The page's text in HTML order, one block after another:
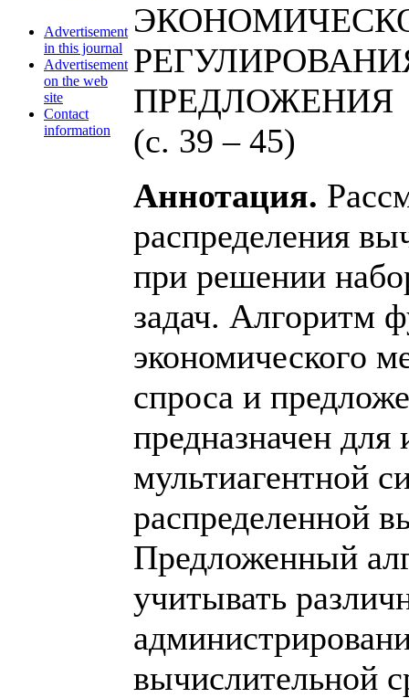
Advertisement
in this journal
Advertisement
on the web
site
Contact
information
ПРЕДЛОЖЕНИЯ
(с. 39 – 45)
Аннотация.
распределения
при решении
задач. Алгоритм
экономического
спроса и
предназначен для
мультиагентной
распределенной
Предложенный
учитывать
вычислительной